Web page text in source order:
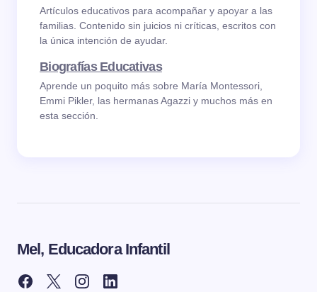
Artículos educativos para acompañar y apoyar a las
familias. Contenido sin juicios ni críticas, escritos con
la única intención de ayudar.
Biografías Educativas
Aprende un poquito más sobre María Montessori,
Emmi Pikler, las hermanas Agazzi y muchos más en
esta sección.
Mel, Educadora Infantil